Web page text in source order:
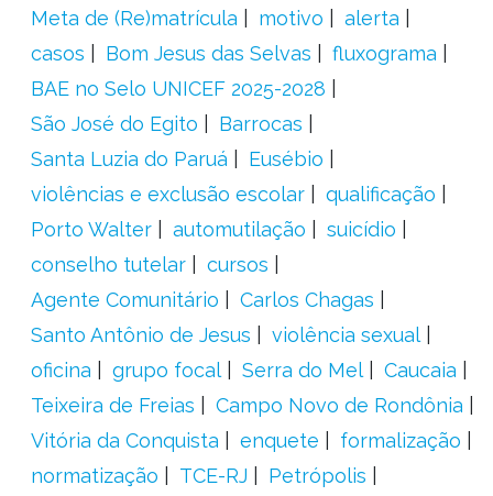
Meta de (Re)matrícula
motivo
alerta
casos
Bom Jesus das Selvas
fluxograma
BAE no Selo UNICEF 2025-2028
São José do Egito
Barrocas
Santa Luzia do Paruá
Eusébio
violências e exclusão escolar
qualificação
Porto Walter
automutilação
suicídio
conselho tutelar
cursos
Agente Comunitário
Carlos Chagas
Santo Antônio de Jesus
violência sexual
oficina
grupo focal Serra do Mel
Caucaia
Teixeira de Freias
Campo Novo de Rondônia
Vitória da Conquista
enquete
formalização
normatização
TCE-RJ
Petrópolis